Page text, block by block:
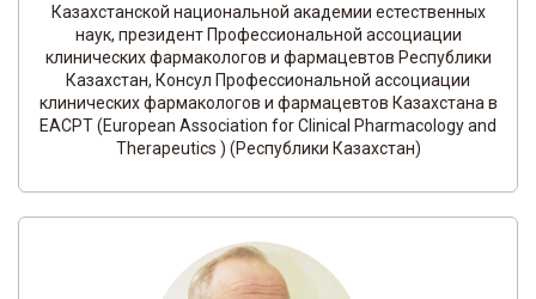
Казахстанской национальной академии естественных
наук, президент Профессиональной ассоциации
клинических фармакологов и фармацевтов Республики
Казахстан, Консул Профессиональной ассоциации
клинических фармакологов и фармацевтов Казахстана в
EACPT (European Association for Clinical Pharmacology and
Therapeutics ) (Республики Казахстан)